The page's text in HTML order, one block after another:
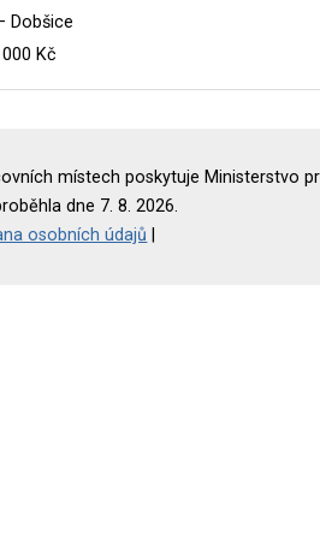
Dobšice
Kč
místech poskytuje Ministerstvo
dne 7. 8. 2026.
osobních údajů